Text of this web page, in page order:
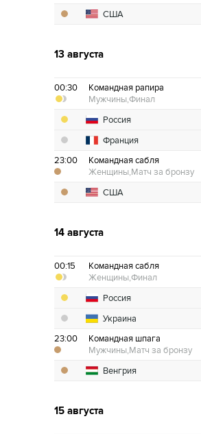
США
13 августа
00:30
Командная рапира
Мужчины,Финал
Россия
Франция
23:00
Командная сабля
Женщины,Матч за бронзу
США
14 августа
00:15
Командная сабля
Женщины,Финал
Россия
Украина
23:00
Командная шпага
Мужчины,Матч за бронзу
Венгрия
15 августа